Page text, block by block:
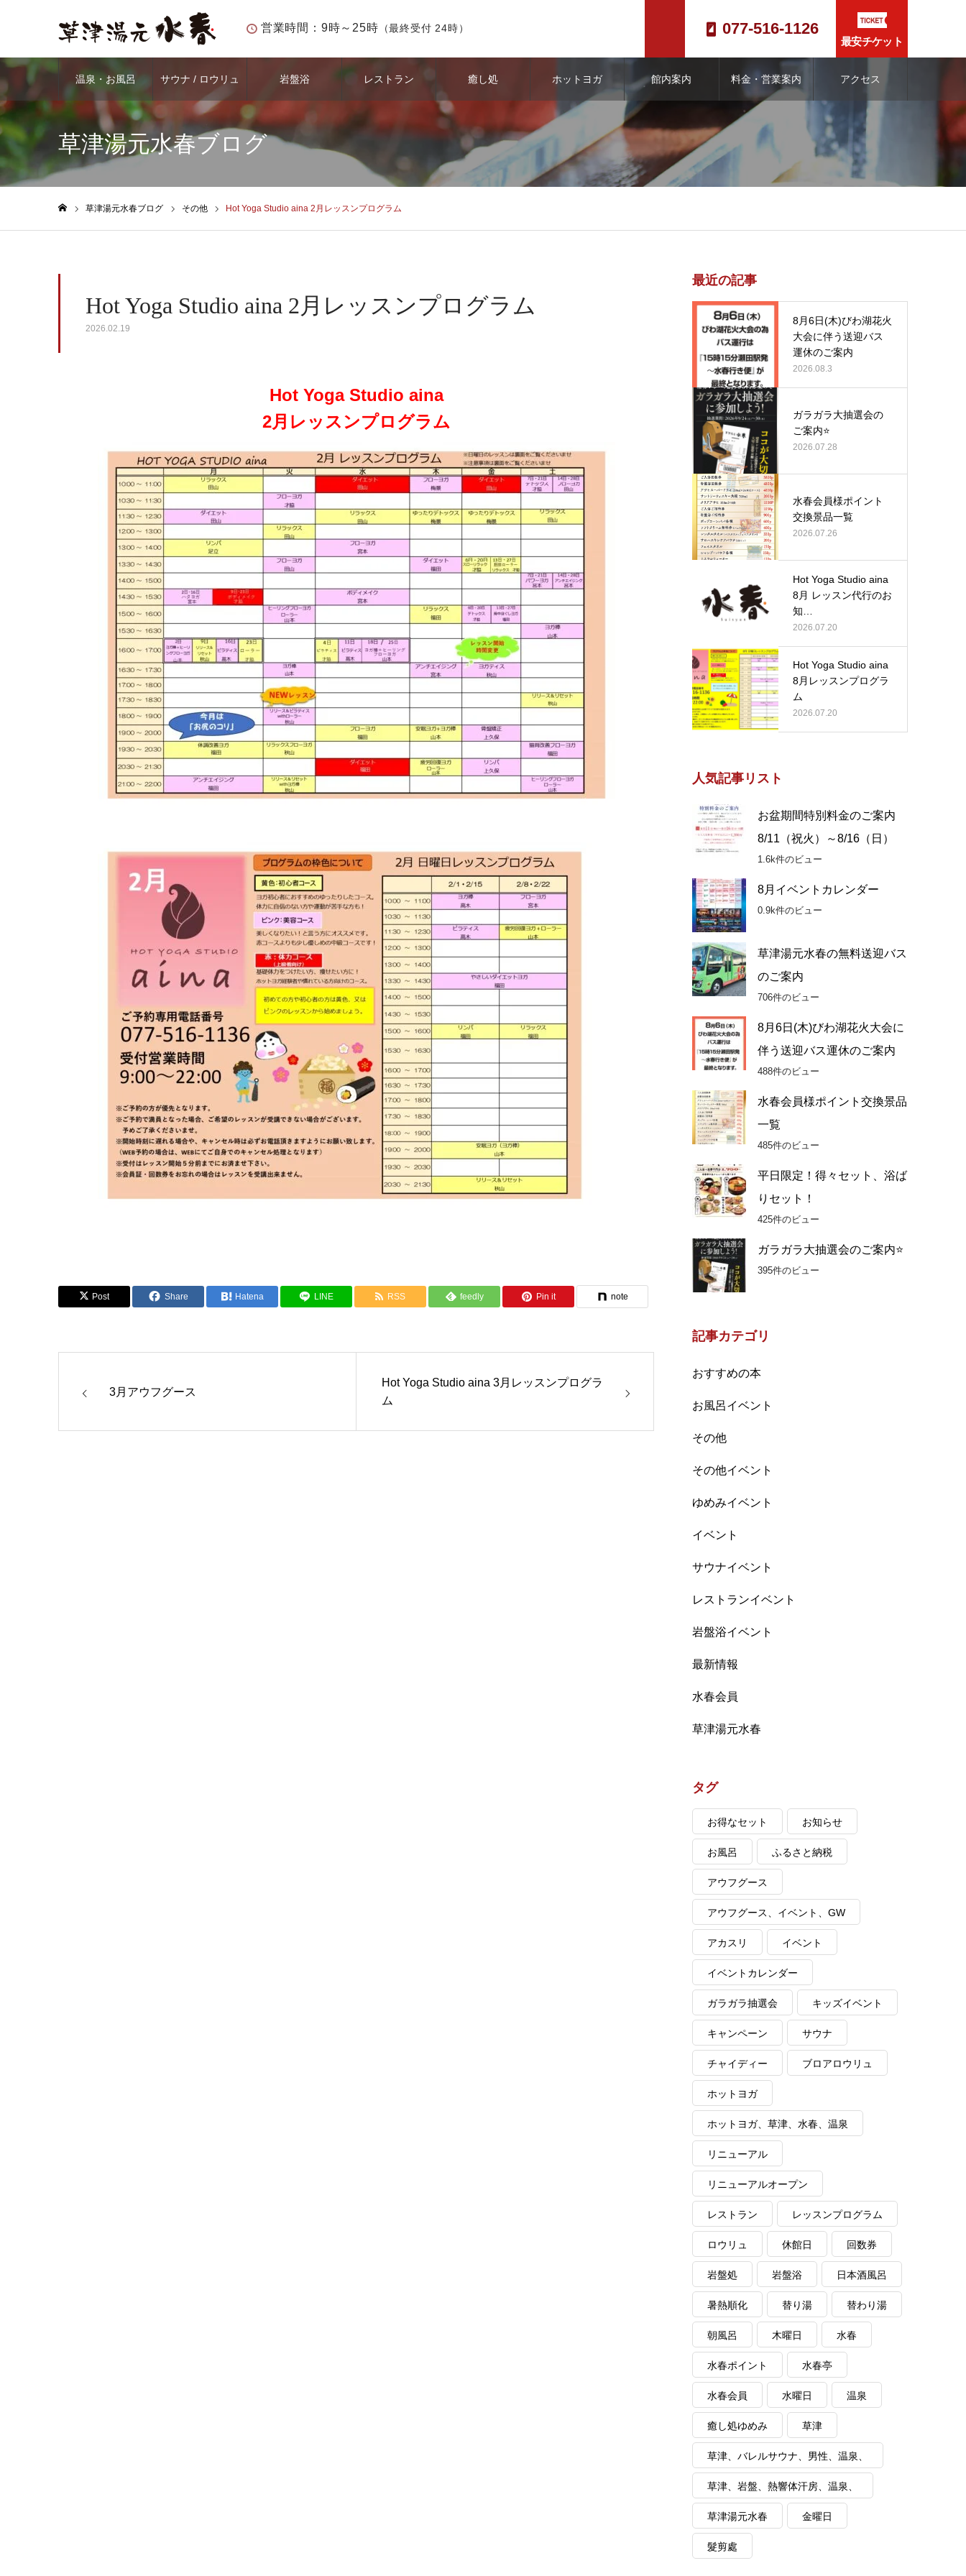
営業時間：9時～25時 （最終受付 24時）
最安チケット
077-516-1126
温泉・お風呂 サウナ / ロウリュ 岩盤浴 レストラン 癒し処 ホットヨガ 館内案内 料金・営業案内 アクセス
草津湯元水春ブログ
草津湯元水春ブログ その他 Hot Yoga Studio aina 2月レッスンプログラム
Hot Yoga Studio aina 2月レッスンプログラム
2026.02.19
Hot Yoga Studio aina
2月レッスンプログラム
Post Share Hatena LINE RSS feedly Pin it note
3月アウフグース
Hot Yoga Studio aina 3月レッスンプログラ
ム
最近の記事
8月6日(木)びわ湖花火
大会に伴う送迎バス
運休のご案内
2026.08.3
ガラガラ大抽選会の
ご案内⭐
2026.07.28
水春会員様ポイント
交換景品一覧
2026.07.26
Hot Yoga Studio aina
8月 レッスン代行のお
知…
2026.07.20
Hot Yoga Studio aina
8月レッスンプログラ
ム
2026.07.20
人気記事リスト
お盆期間特別料金のご案内
8/11（祝火）～8/16（日）
1.6k件のビュー
8月イベントカレンダー
0.9k件のビュー
草津湯元水春の無料送迎バス
のご案内
706件のビュー
8月6日(木)びわ湖花火大会に
伴う送迎バス運休のご案内
488件のビュー
水春会員様ポイント交換景品
一覧
485件のビュー
平日限定！得々セット、浴ば
りセット！
425件のビュー
ガラガラ大抽選会のご案内⭐
395件のビュー
記事カテゴリ
おすすめの本
お風呂イベント
その他
その他イベント
ゆめみイベント
イベント
サウナイベント
レストランイベント
岩盤浴イベント
最新情報
水春会員
草津湯元水春
タグ
お得なセット お知らせ
お風呂 ふるさと納税
アウフグース
アウフグース、イベント、GW
アカスリ イベント
イベントカレンダー
ガラガラ抽選会 キッズイベント
キャンペーン サウナ
チャイディー ブロアロウリュ
ホットヨガ
ホットヨガ、草津、水春、温泉
リニューアル
リニューアルオープン
レストラン レッスンプログラム
ロウリュ 休館日 回数券
岩盤処 岩盤浴 日本酒風呂
暑熱順化 替り湯 替わり湯
朝風呂 木曜日 水春
水春ポイント 水春亭
水春会員 水曜日 温泉
癒し処ゆめみ 草津
草津、バレルサウナ、男性、温泉、
草津、岩盤、熱響体汗房、温泉、
草津湯元水春 金曜日
髮剪處